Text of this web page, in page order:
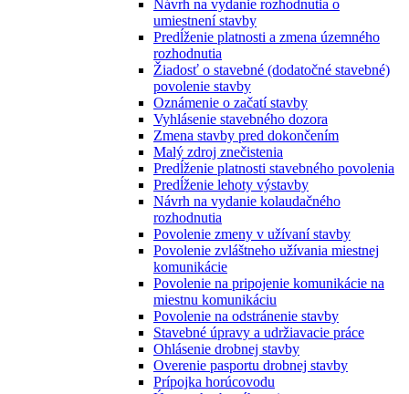
Návrh na vydanie rozhodnutia o
umiestnení stavby
Predĺženie platnosti a zmena územného
rozhodnutia
Žiadosť o stavebné (dodatočné stavebné)
povolenie stavby
Oznámenie o začatí stavby
Vyhlásenie stavebného dozora
Zmena stavby pred dokončením
Malý zdroj znečistenia
Predĺženie platnosti stavebného povolenia
Predĺženie lehoty výstavby
Návrh na vydanie kolaudačného
rozhodnutia
Povolenie zmeny v užívaní stavby
Povolenie zvláštneho užívania miestnej
komunikácie
Povolenie na pripojenie komunikácie na
miestnu komunikáciu
Povolenie na odstránenie stavby
Stavebné úpravy a udržiavacie práce
Ohlásenie drobnej stavby
Overenie pasportu drobnej stavby
Prípojka horúcovodu